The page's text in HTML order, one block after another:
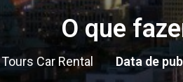
O que
Car Rental Data de